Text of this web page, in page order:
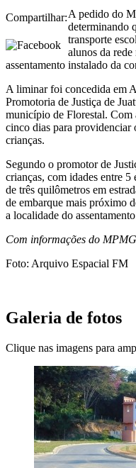
Compartilhar:A pedido do
determinando
transporte
alunos da
assentamento instalado da
A liminar foi concedida em
Promotoria de Justiça de
município de Florestal. Com
cinco dias para providenciar
crianças.
Segundo o promotor de
crianças, com idades entre 5
de três quilômetros em
de embarque mais próximo
a localidade do
Com informações do MPMG
Foto: Arquivo Espacial FM
Galeria de fotos
Clique nas imagens para